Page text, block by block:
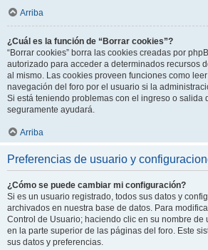
Arriba
¿Cuál es la función de “Borrar cookies”?
“Borrar cookies” borra las cookies creadas por
autorizado para acceder a determinados recursos
al mismo. Las cookies proveen funciones como
navegación del foro por el usuario si la
Si está teniendo problemas con el ingreso o salida
seguramente ayudará.
Arriba
Preferencias de usuario y
¿Cómo se puede cambiar mi configuración?
Si es un usuario registrado, todos sus datos y
archivados en nuestra base de datos. Para
Control de Usuario; haciendo clic en su nombre de
en la parte superior de las páginas del foro. Este
sus datos y preferencias.